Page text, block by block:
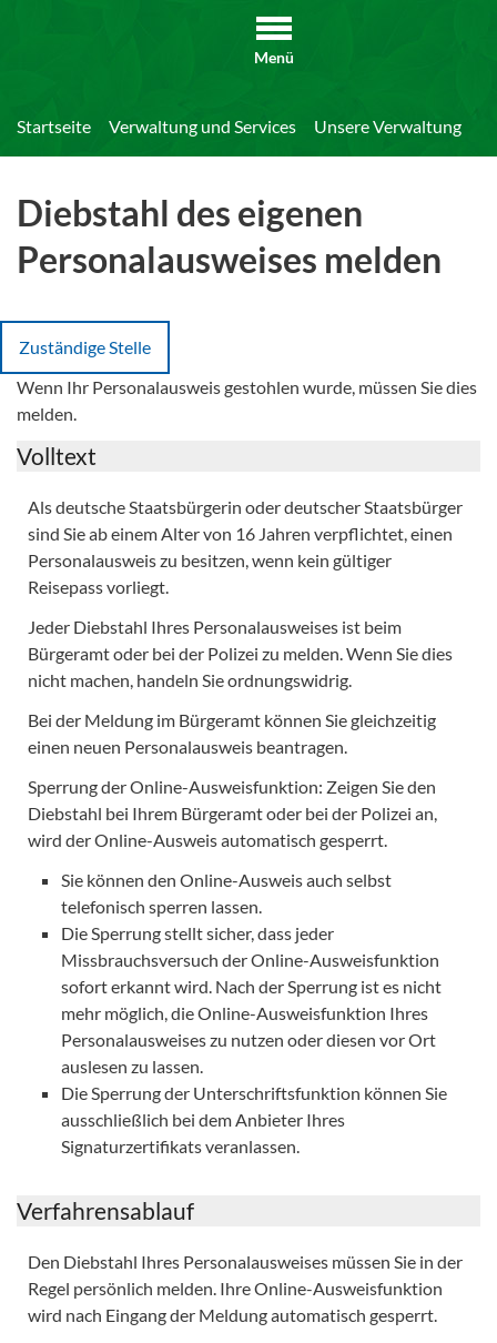
Menü
Startseite Verwaltung und Services Unsere Verwaltung
Diebstahl des eigenen
Personalausweises melden
Zuständige Stelle
Wenn Ihr Personalausweis gestohlen wurde, müssen Sie dies
melden.
Volltext
Als deutsche Staatsbürgerin oder deutscher Staatsbürger
sind Sie ab einem Alter von 16 Jahren verpflichtet, einen
Personalausweis zu besitzen, wenn kein gültiger
Reisepass vorliegt.
Jeder Diebstahl Ihres Personalausweises ist beim
Bürgeramt oder bei der Polizei zu melden. Wenn Sie dies
nicht machen, handeln Sie ordnungswidrig.
Bei der Meldung im Bürgeramt können Sie gleichzeitig
einen neuen Personalausweis beantragen.
Sperrung der Online-Ausweisfunktion: Zeigen Sie den
Diebstahl bei Ihrem Bürgeramt oder bei der Polizei an,
wird der Online-Ausweis automatisch gesperrt.
Sie können den Online-Ausweis auch selbst
telefonisch sperren lassen.
Die Sperrung stellt sicher, dass jeder
Missbrauchsversuch der Online-Ausweisfunktion
sofort erkannt wird. Nach der Sperrung ist es nicht
mehr möglich, die Online-Ausweisfunktion Ihres
Personalausweises zu nutzen oder diesen vor Ort
auslesen zu lassen.
Die Sperrung der Unterschriftsfunktion können Sie
ausschließlich bei dem Anbieter Ihres
Signaturzertifikats veranlassen.
Verfahrensablauf
Den Diebstahl Ihres Personalausweises müssen Sie in der
Regel persönlich melden. Ihre Online-Ausweisfunktion
wird nach Eingang der Meldung automatisch gesperrt.